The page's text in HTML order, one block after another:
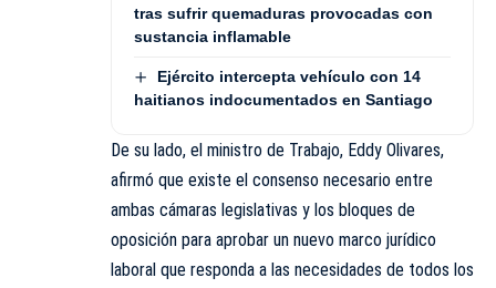
tras sufrir quemaduras provocadas con
sustancia inflamable
Ejército intercepta vehículo con 14
haitianos indocumentados en Santiago
De su lado, el ministro de Trabajo, Eddy Olivares,
afirmó que existe el consenso necesario entre
ambas cámaras legislativas y los bloques de
oposición para aprobar un nuevo marco jurídico
laboral que responda a las necesidades de todos los